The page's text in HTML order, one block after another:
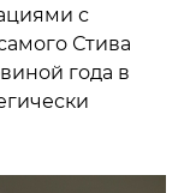
с
Стива
года в